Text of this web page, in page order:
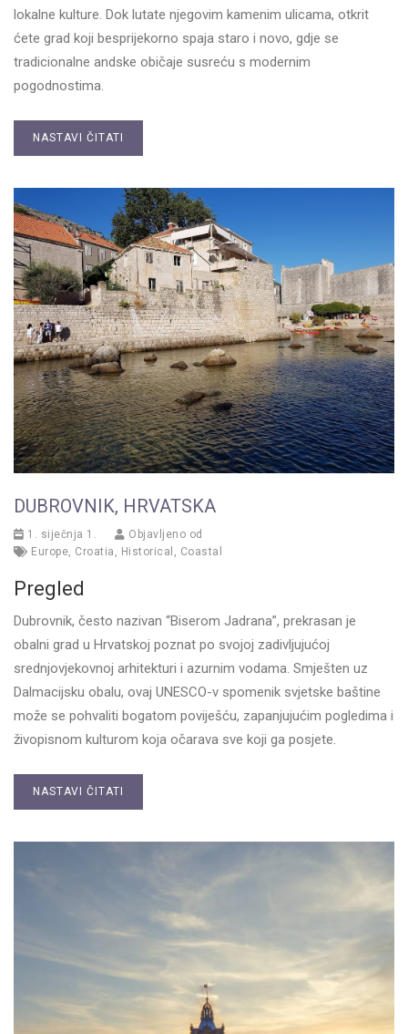
lokalne kulture. Dok lutate njegovim kamenim ulicama, otkrit
ćete grad koji besprijekorno spaja staro i novo, gdje se
tradicionalne andske običaje susreću s modernim
pogodnostima.
NASTAVI ČITATI
DUBROVNIK, HRVATSKA
1. siječnja 1.
Objavljeno od
Europe, Croatia , Historical , Coastal
Pregled
Dubrovnik, često nazivan “Biserom Jadrana”, prekrasan je
obalni grad u Hrvatskoj poznat po svojoj zadivljujućoj
srednjovjekovnoj arhitekturi i azurnim vodama. Smješten uz
Dalmacijsku obalu, ovaj UNESCO-v spomenik svjetske baštine
može se pohvaliti bogatom poviješću, zapanjujućim pogledima i
živopisnom kulturom koja očarava sve koji ga posjete.
NASTAVI ČITATI